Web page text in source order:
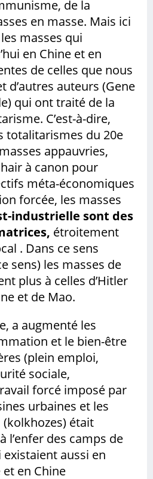
de la
en masse. Mais ici
masses qui
en Chine et en
de celles que nous
d’autres auteurs (Gene
qui ont traité de la
C’est-à-dire,
totalitarismes du 20e
appauvries,
à canon pour
méta-économiques
forcée, les masses
industrielle sont des
étroitement
. Dans ce sens
sens) les masses de
plus à celles d’Hitler
et de Mao.
a augmenté les
et le bien-être
(plein emploi,
sociale,
forcé imposé par
urbaines et les
était
l’enfer des camps de
aussi en
en Chine